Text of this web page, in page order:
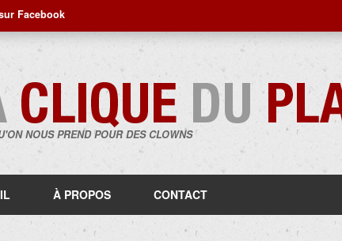
Facebook
NOUS PREND POUR DES CLOWNS
À PROPOS CONTACT